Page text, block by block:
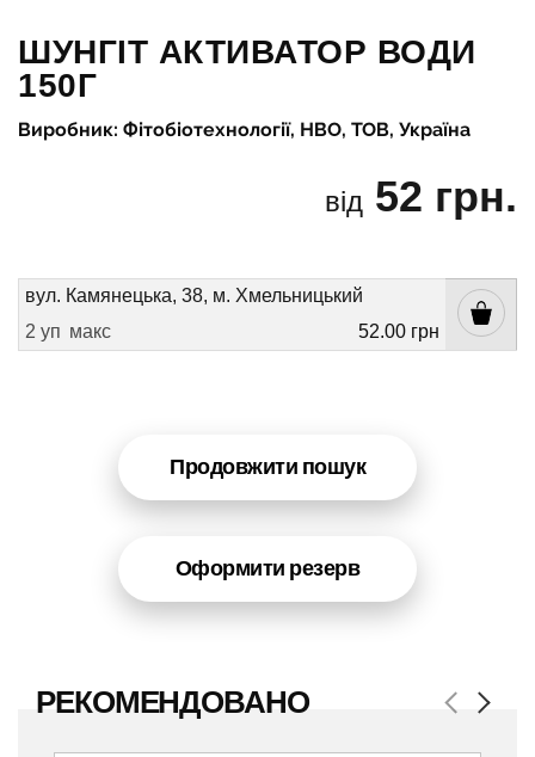
ШУНГІТ АКТИВАТОР ВОДИ
150Г
Виробник: Фітобіотехнології, НВО, ТОВ, Україна
від 52 грн.
вул. Камянецька, 38, м. Хмельницький
2 уп макс 52.00 грн
Продовжити пошук
Оформити резерв
РЕКОМЕНДОВАНО Previous
Next